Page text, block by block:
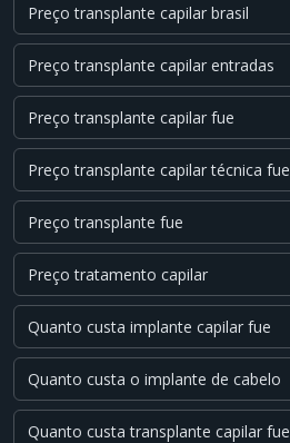
Preço transplante capilar brasil
Preço transplante capilar entradas
Preço transplante capilar fue
Preço transplante capilar técnica fue
Preço transplante fue
Preço tratamento capilar
Quanto custa implante capilar fue
Quanto custa o implante de cabelo
Quanto custa transplante capilar fue